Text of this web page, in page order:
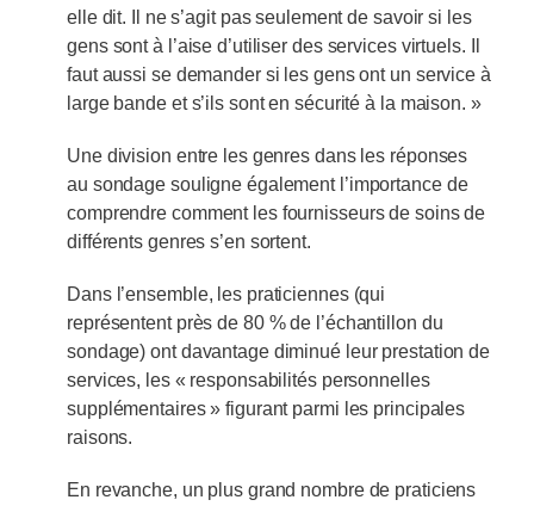
elle dit. Il ne s’agit pas seulement de savoir si les
gens sont à l’aise d’utiliser des services virtuels. Il
faut aussi se demander si les gens ont un service à
large bande et s’ils sont en sécurité à la maison. »
Une division entre les genres dans les réponses
au sondage souligne également l’importance de
comprendre comment les fournisseurs de soins de
différents genres s’en sortent.
Dans l’ensemble, les praticiennes (qui
représentent près de 80 % de l’échantillon du
sondage) ont davantage diminué leur prestation de
services, les « responsabilités personnelles
supplémentaires » figurant parmi les principales
raisons.
En revanche, un plus grand nombre de praticiens